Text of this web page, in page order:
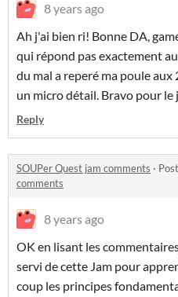
8 years ago
Ah j'ai bien ri! Bonne DA,
qui répond pas exactement
du mal a reperé ma poule
un micro détail. Bravo pour le
Reply
SOUPer Quest jam comments ·
comments
8 years ago
OK en lisant les
servi de cette Jam pour
coup les principes